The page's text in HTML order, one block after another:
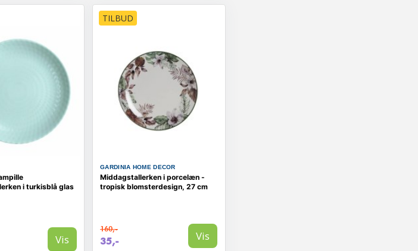
i turkisblå glas
Vis
TILBUD
GARDINIA HOME DECOR
Middagstallerken i porcelæn -
tropisk blomsterdesign, 27 cm
160,-
35,- Vis